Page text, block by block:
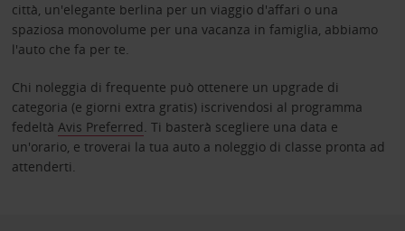
città, un'elegante berlina per un viaggio d'affari o una
spaziosa monovolume per una vacanza in famiglia, abbiamo
l'auto che fa per te.
Chi noleggia di frequente può ottenere un upgrade di
categoria (e giorni extra gratis) iscrivendosi al programma
fedeltà Avis Preferred. Ti basterà scegliere una data e
un'orario, e troverai la tua auto a noleggio di classe pronta ad
attenderti.